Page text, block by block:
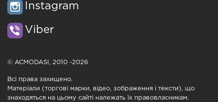
Instagram
Viber
© ACMODASI, 2010 -2026
Всі права захищено.
Матеріали (торгові марки, відео, зображення і тексти), що
знаходяться на цьому сайті належать їх правовласникам.